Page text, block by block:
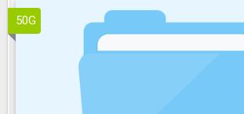
星
50G
UI.X Classic Dark